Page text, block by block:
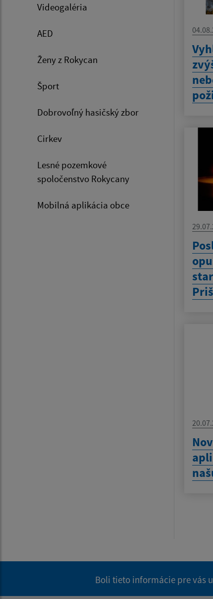
Videogaléria
AED
Ženy z Rokycan
Šport
Dobrovoľný hasičský zbor
Cirkev
Lesné pozemkové
spoločenstvo Rokycany
Mobilná aplikácia obce
Boli tieto informácie pre vás